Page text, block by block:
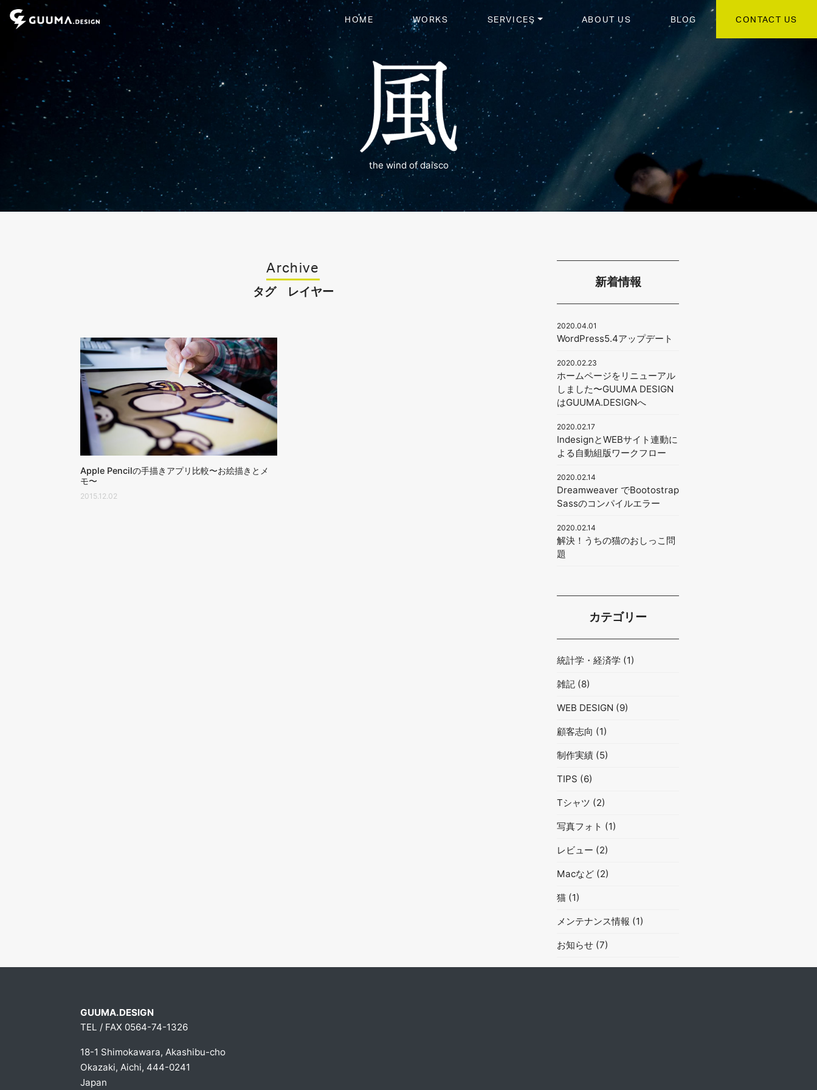
HOME WORKS SERVICES ABOUT US BLOG CONTACT US
the wind of daisco
Archive
タグ レイヤー
Apple Pencilの手描きアプリ比較〜お絵描きとメ
モ〜
2015.12.02
新着情報
2020.04.01
WordPress5.4アップデート
2020.02.23
ホームページをリニューアル
しました〜GUUMA DESIGN
はGUUMA.DESIGNへ
2020.02.17
IndesignとWEBサイト連動に
よる自動組版ワークフロー
2020.02.14
Dreamweaver でBootostrap
Sassのコンパイルエラー
2020.02.14
解決！うちの猫のおしっこ問
題
カテゴリー
統計学・経済学 (1)
雑記 (8)
WEB DESIGN (9)
顧客志向 (1)
制作実績 (5)
TIPS (6)
Tシャツ (2)
写真フォト (1)
レビュー (2)
Macなど (2)
猫 (1)
メンテナンス情報 (1)
お知らせ (7)
GUUMA.DESIGN
TEL / FAX 0564-74-1326
18-1 Shimokawara, Akashibu-cho
Okazaki, Aichi, 444-0241
Japan